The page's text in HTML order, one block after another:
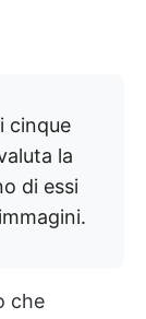
cinque
la
di essi
che